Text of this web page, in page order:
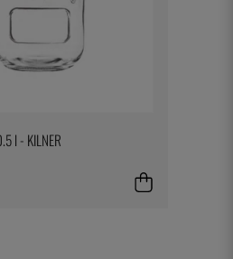
l - KILNER